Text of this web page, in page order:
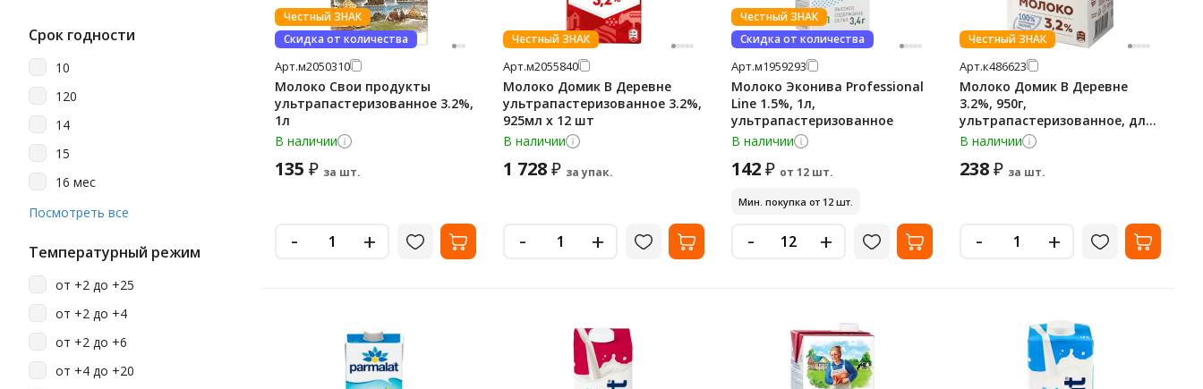
Срок годности
10
120
14
15
16 мес
18
210 суток
Посмотреть все
Температурный режим
от +2 до +25
от +2 до +4
от +2 до +6
от +4 до +20
Честный ЗНАК
Скидка от количества
Арт.м2050310
Молоко Свои продукты
ультрапастеризованное 3.2%,
1л
В наличии
135 ₽ за шт.
- +
Честный ЗНАК
Арт.м2055840
Молоко Домик В Деревне
ультрапастеризованное 3.2%,
925мл x 12 шт
В наличии
1 728₽ за упак.
- +
Честный ЗНАК
Скидка от количества
Арт.м1959293
Молоко Эконива Professional
Line 1.5%, 1л,
ультрапастеризованное
В наличии
142₽ от 12 шт.
Мин. покупка от 12 шт.
- +
Честный ЗНАК
Арт.к486623
Молоко Домик В Деревне
3.2%, 950г,
ультрапастеризованное, для
капучино
В наличии
238₽ за шт.
- +